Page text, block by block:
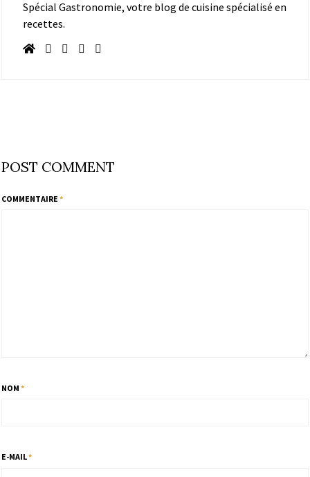
Spécial Gastronomie, votre blog de cuisine spécialisé en
recettes.
POST COMMENT
COMMENTAIRE *
NOM *
E-MAIL*